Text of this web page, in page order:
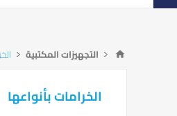
التجهيزات المكتبية
الخرامات بأنواعها